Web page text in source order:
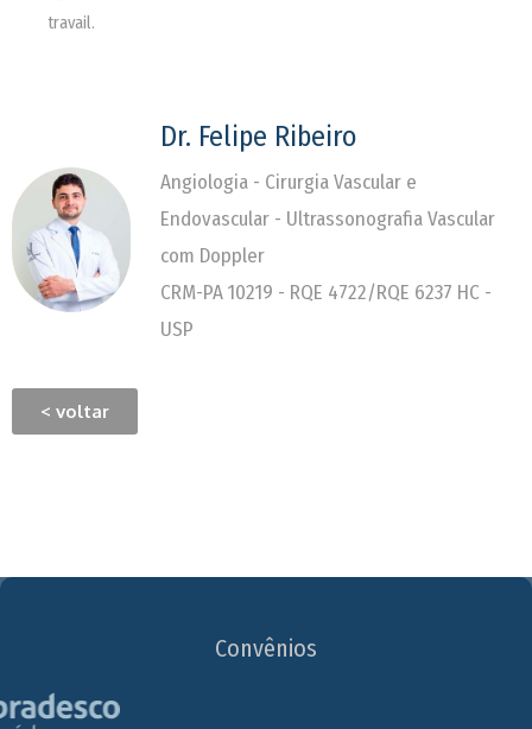
travail.
Dr. Felipe Ribeiro
Angiologia - Cirurgia Vascular e
Endovascular - Ultrassonografia Vascular
com Doppler
CRM-PA 10219 - RQE 4722/RQE 6237 HC -
USP
< voltar
Convênios